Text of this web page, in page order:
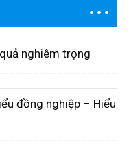
nghiêm trọng
đồng nghiệp – Hiểu